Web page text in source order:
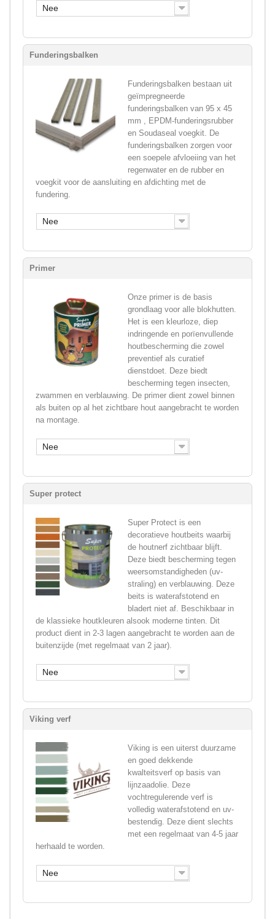
Nee
Funderingsbalken
Funderingsbalken bestaan uit
geïmpregneerde
funderingsbalken van 95 x 45
mm , EPDM-funderingsrubber
en Soudaseal voegkit. De
funderingsbalken zorgen voor
een soepele afvloeiing van het
regenwater en de rubber en
voegkit voor de aansluiting en afdichting met de
fundering.
Nee
Primer
Onze primer is de basis
grondlaag voor alle blokhutten.
Het is een kleurloze, diep
indringende en porïenvullende
houtbescherming die zowel
preventief als curatief
dienstdoet. Deze biedt
bescherming tegen insecten,
zwammen en verblauwing. De primer dient zowel binnen
als buiten op al het zichtbare hout aangebracht te worden
na montage.
Nee
Super protect
Super Protect is een
decoratieve houtbeits waarbij
de houtnerf zichtbaar blijft.
Deze biedt bescherming tegen
weersomstandigheden (uv-
straling) en verblauwing. Deze
beits is waterafstotend en
bladert niet af. Beschikbaar in
de klassieke houtkleuren alsook moderne tinten. Dit
product dient in 2-3 lagen aangebracht te worden aan de
buitenzijde (met regelmaat van 2 jaar).
Nee
Viking verf
Viking is een uiterst duurzame
en goed dekkende
kwalteitsverf op basis van
lijnzaadolie. Deze
vochtregulerende verf is
volledig waterafstotend en uv-
bestendig. Deze dient slechts
met een regelmaat van 4-5 jaar
herhaald te worden.
Nee